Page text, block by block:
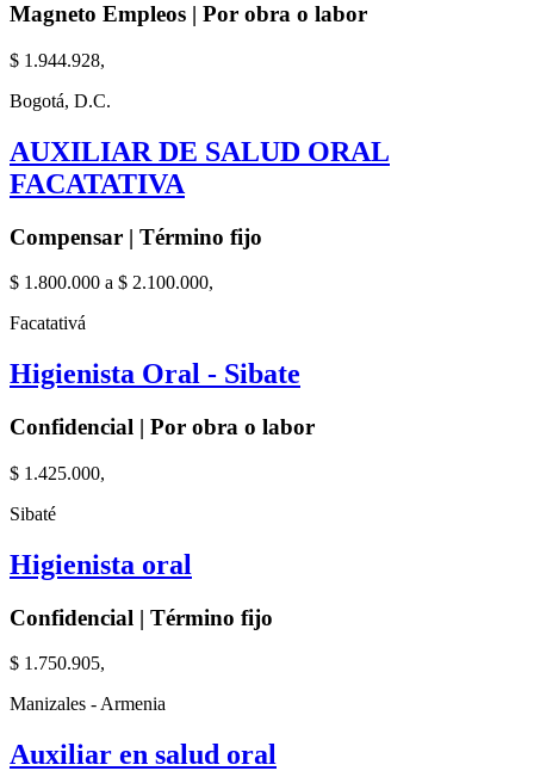
Magneto Empleos | Por obra o labor
$ 1.944.928,
Bogotá, D.C.
AUXILIAR DE SALUD ORAL
FACATATIVA
Compensar | Término fijo
$ 1.800.000 a $ 2.100.000,
Facatativá
Higienista Oral - Sibate
Confidencial | Por obra o labor
$ 1.425.000,
Sibaté
Higienista oral
Confidencial | Término fijo
$ 1.750.905,
Manizales - Armenia
Auxiliar en salud oral